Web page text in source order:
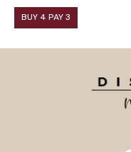
BUY 4 PAY 3